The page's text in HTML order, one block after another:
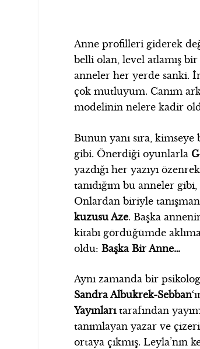
Anne profilleri giderek
belli olan, level atlamış
anneler her yerde sanki.
çok mutluyum. Canım
modelinin nelere kadir
Bunun yanı sıra,
gibi. Önerdiği oyunlarla
yazdığı her yazıyı
tanıdığım bu anneler
Onlardan biriyle
kuzusu Aze. Başka
kitabı gördüğümde
oldu:Başka Bir Anne…
Aynı zamanda bir
Sandra Albukrek-Sebban
Yayınlarıtarafından
tanımlayan yazar ve
ortaya çıkmış. Leyla’nın